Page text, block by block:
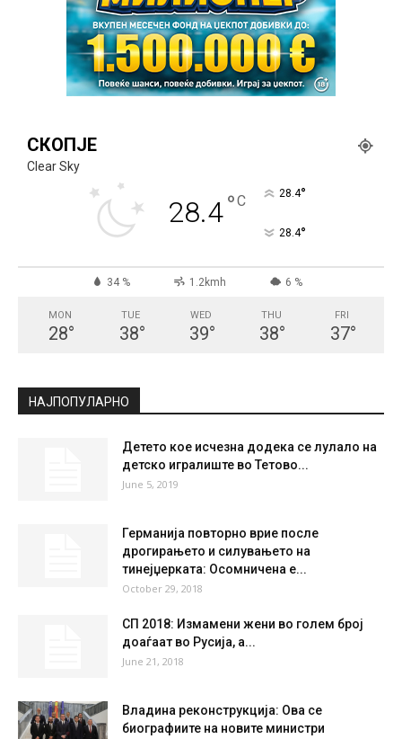
СКОПЈЕ
Clear Sky
28.4°C 28.4°
28.4°
34 % 1.2kmh 6 %
MON
28°
TUE
38°
WED
39°
THU
38°
FRI
37°
НАЈПОПУЛАРНО
Детето кое исчезна додека се лулало на
детско игралиште во Тетово...
June 5, 2019
Германија повторно врие после
дрогирањето и силувањето на
тинејџерката: Осомничена е...
October 29, 2018
СП 2018: Измамени жени во голем број
доаѓаат во Русија, а...
June 21, 2018
Владина реконструкција: Ова се
биографиите на новите министри